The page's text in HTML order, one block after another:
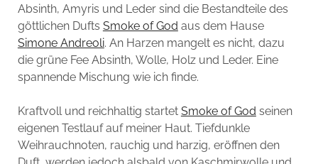
Absinth, Amyris und Leder sind die Bestandteile des
göttlichen Dufts Smoke of God aus dem Hause
Simone Andreoli. An Harzen mangelt es nicht, dazu
die grüne Fee Absinth, Wolle, Holz und Leder. Eine
spannende Mischung wie ich finde.
Kraftvoll und reichhaltig startet Smoke of God seinen
eigenen Testlauf auf meiner Haut. Tiefdunkle
Weihrauchnoten, rauchig und harzig, eröffnen den